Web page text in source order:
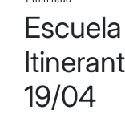
Estimated
read
time
19/04